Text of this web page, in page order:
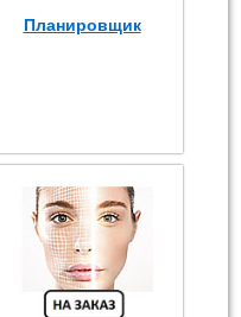
Планировщик